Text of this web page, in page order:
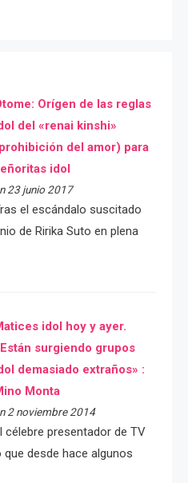
Orígen de las reglas
del «renai kinshi»
del amor) para
idol
23 junio 2017
el escándalo suscitado
de Ririka Suto en plena
idol hoy y ayer.
surgiendo grupos
demasiado extraños» :
Monta
2 noviembre 2014
célebre presentador de TV
desde hace algunos